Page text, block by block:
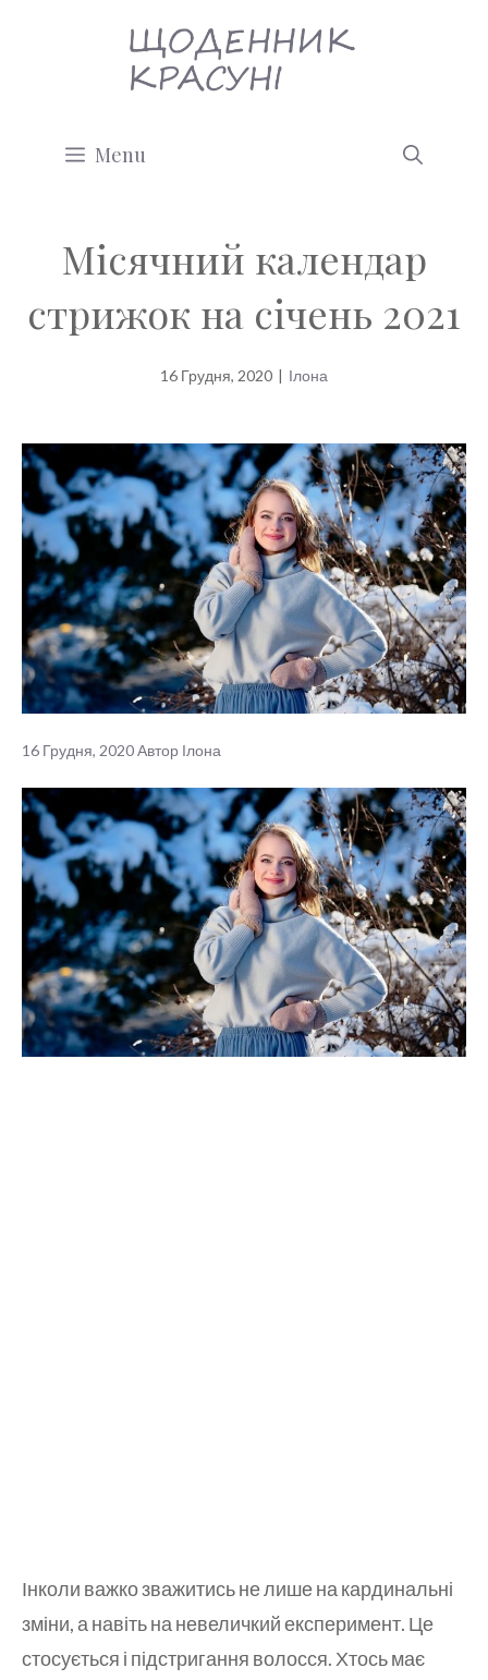
Menu
Місячний календар
стрижок на січень 2021
16 Грудня, 2020 | Ілона
16 Грудня, 2020Автор Ілона
Інколи важко зважитись не лише на кардинальні
зміни, а навіть на невеличкий експеримент. Це
стосується і підстригання волосся. Хтось має